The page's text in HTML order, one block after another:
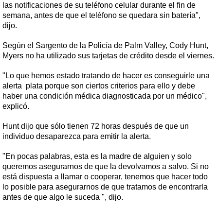
las notificaciones de su teléfono celular durante el fin de
semana, antes de que el teléfono se quedara sin batería",
dijo.
Según el Sargento de la Policía de Palm Valley, Cody Hunt,
Myers no ha utilizado sus tarjetas de crédito desde el viernes.
"Lo que hemos estado tratando de hacer es conseguirle una
alerta plata porque son ciertos criterios para ello y debe
haber una condición médica diagnosticada por un médico",
explicó.
Hunt dijo que sólo tienen 72 horas después de que un
individuo desaparezca para emitir la alerta.
"En pocas palabras, esta es la madre de alguien y solo
queremos asegurarnos de que la devolvamos a salvo. Si no
está dispuesta a llamar o cooperar, tenemos que hacer todo
lo posible para asegurarnos de que tratamos de encontrarla
antes de que algo le suceda ", dijo.